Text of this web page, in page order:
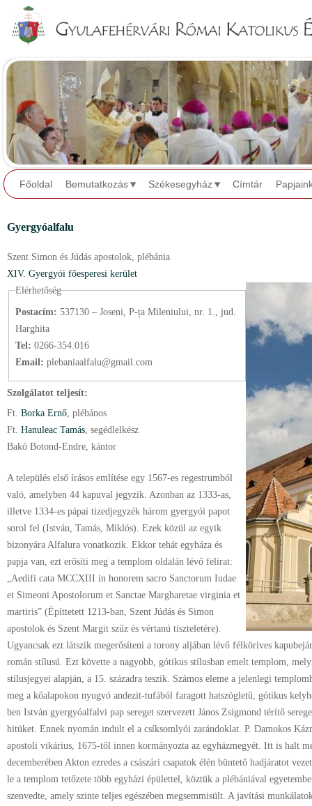
Főoldal Bemutatkozás Székesegyház Címtár
Gyergyóalfalu
Szent Simon és Júdás apostolok, plébánia
XIV. Gyergyói főesperesi kerület
Elérhetőség
Postacím: 537130 – Joseni, P-ța Mileniului, nr. 1., jud.
Harghita
Tel: 0266-354.016
Email: plebaniaalfalu@gmail.com
Szolgálatot teljesít:
Ft. Borka Ernő , plébános
Ft. Hanuleac Tamás , segédlelkész
Bakó Botond-Endre, kántor
A település első írásos említése egy 1567-es regestrumból
való, amelyben 44 kapuval jegyzik. Azonban az 1333-as,
illetve 1334-es pápai tizedjegyzék három gyergyói papot
sorol fel (István, Tamás, Miklós). Ezek közül az egyik
bizonyára Alfalura vonatkozik. Ekkor tehát egyháza és
papja van, ezt erősíti meg a templom oldalán lévő felirat:
„Aedifi cata MCCXIII in honorem sacro Sanctorum Iudae
et Simeoni Apostolorum et Sanctae Margharetae virginia et
martiris” (Építtetett 1213-ban, Szent Júdás és Simon
apostolok és Szent Margit szűz és vértanú tiszteletére).
Ugyancsak ezt látszik megerősíteni a torony aljában lévő félköríves
román stílusú. Ezt követte a nagyobb, gótikus stílusban emelt templom,
stílusjegyei alapján, a 15. századra teszik. Számos eleme a jelenlegi
meg a kőalapokon nyugvó andezit-tufából faragott hatszögletű, gótikus
ben István gyergyóalfalvi pap sereget szervezett János Zsigmond térítő
hitüket. Ennek nyomán indult el a csíksomlyói zarándoklat. P. Damokos
apostoli vikárius, 1675-től innen kormányozta az egyházmegyét. Itt is halt
decemberében Akton ezredes a császári csapatok élén büntető hadjáratot
le a templom tetőzete több egyházi épülettel, köztük a plébániával
szenvedte, amely szinte teljes egészében megsemmisült. A javítási